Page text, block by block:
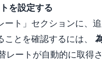
を設定する
ート」セクションに、
ことを確認するには、
レートが自動的に取得さ